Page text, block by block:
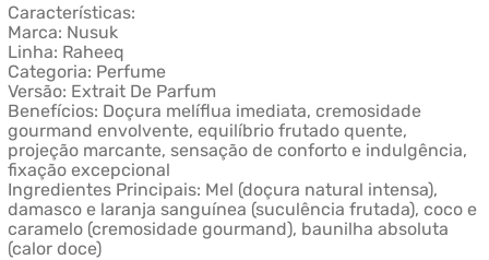
Características:
Marca: Nusuk
Linha: Raheeq
Categoria: Perfume
Versão: Extrait De Parfum
Benefícios: Doçura melíflua imediata, cremosidade
gourmand envolvente, equilíbrio frutado quente,
projeção marcante, sensação de conforto e indulgência,
fixação excepcional
Ingredientes Principais: Mel (doçura natural intensa),
damasco e laranja sanguínea (suculência frutada), coco e
caramelo (cremosidade gourmand), baunilha absoluta
(calor doce)